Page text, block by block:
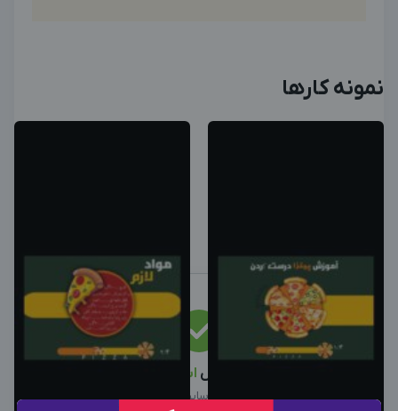
این متخصص استخدام
نیرو استخدام شد، سایر آگهی ها را ببینید
نمونه کارها